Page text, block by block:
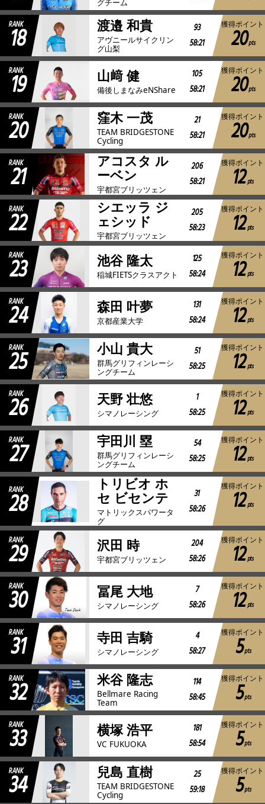
RANK
18 渡邉 和貴
アヴニールサイクリン
グ山梨
93
58:21
獲得ポイント
20pts
RANK
19 山﨑 健
備後しまなみeNShare
105
58:21
獲得ポイント
20pts
RANK
20 窪木 一茂
TEAM BRIDGESTONE
Cycling
21
58:21
獲得ポイント
20pts
RANK
21
アコスタ ル
ーベン
宇都宮ブリッツェン
206
58:21
獲得ポイント
12pts
RANK
22
シエッラ ジ
ェシッド
宇都宮ブリッツェン
205
58:23
獲得ポイント
12pts
RANK
23 池谷 隆太
稲城FIETSクラスアクト
125
58:24
獲得ポイント
12pts
RANK
24 森田 叶夢
京都産業大学
131
58:24
獲得ポイント
12pts
RANK
25 小山 貴大
群馬グリフィンレーシ
ングチーム
51
58:25
獲得ポイント
12pts
RANK
26 天野 壮悠
シマノレーシング
1
58:25
獲得ポイント
12pts
RANK
27 宇田川 塁
群馬グリフィンレーシ
ングチーム
54
58:25
獲得ポイント
12pts
RANK
28
トリビオ ホ
セ ビセンテ
マトリックスパワータ
グ
31
58:26
獲得ポイント
12pts
RANK
29 沢田 時
宇都宮ブリッツェン
204
58:26
獲得ポイント
12pts
RANK
30 冨尾 大地
シマノレーシング
7
58:26
獲得ポイント
12pts
RANK
31 寺田 吉騎
シマノレーシング
4
58:27
獲得ポイント
5pts
RANK
32 米谷 隆志
Bellmare Racing
Team
114
58:45
獲得ポイント
5pts
RANK
33 横塚 浩平
VC FUKUOKA
181
58:54
獲得ポイント
5pts
RANK
34 兒島 直樹
TEAM BRIDGESTONE
Cycling
25
59:18
獲得ポイント
5pts